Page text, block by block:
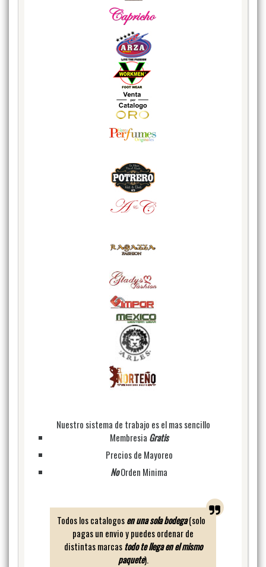
Nuestro sistema de trabajo es el mas sencillo
Membresia Gratis
Precios de Mayoreo
NoOrden Minima
Todos los catalogosen una sola bodega (solo
pagas un envio y puedes ordenar de
distintas marcastodo te llega en el mismo
paquete).